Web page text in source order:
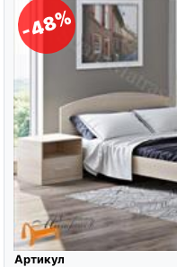
-48%
Артикул